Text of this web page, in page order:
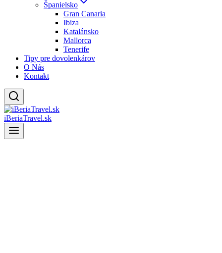
Španielsko
Gran Canaria
Ibiza
Katalánsko
Mallorca
Tenerife
Tipy pre dovolenkárov
O Nás
Kontakt
iBeriaTravel.sk